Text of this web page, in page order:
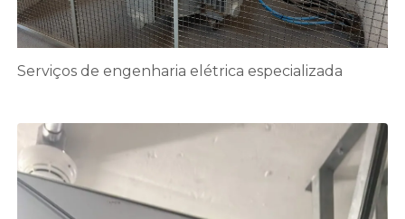
Serviços de engenharia elétrica especializada